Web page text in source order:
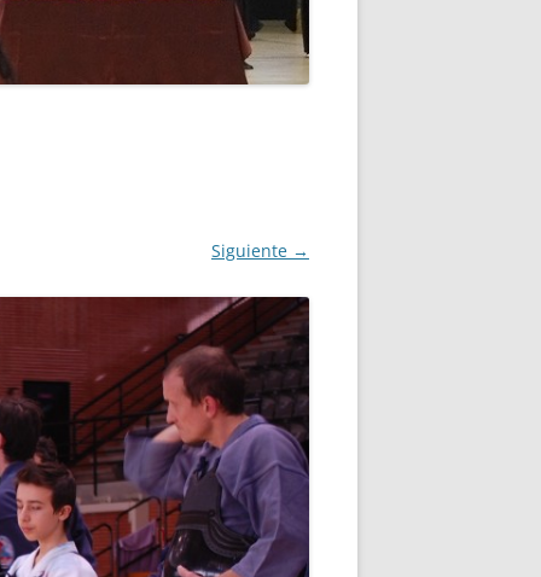
DE INSCRIPCIÓN
Siguiente →